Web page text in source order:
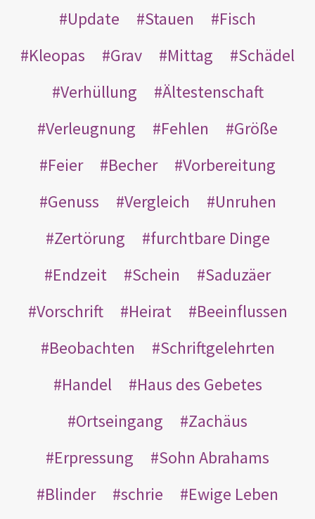
Update Stauen
Fisch
Kleopas
Grav Mittag
Schädel
Verhüllung
Ältestenschaft
Verleugnung
Fehlen
Größe
Feier
Becher
Vorbereitung
Genuss
Vergleich
Unruhen
Zertörung
furchtbare Dinge
Endzeit
Schein
Saduzäer
Vorschrift
Heirat
Beeinflussen
Beobachten
Schriftgelehrten
Handel
Haus des Gebetes
Ortseingang
Zachäus
Erpressung
Sohn Abrahams
Blinder
schrie
Ewige Leben